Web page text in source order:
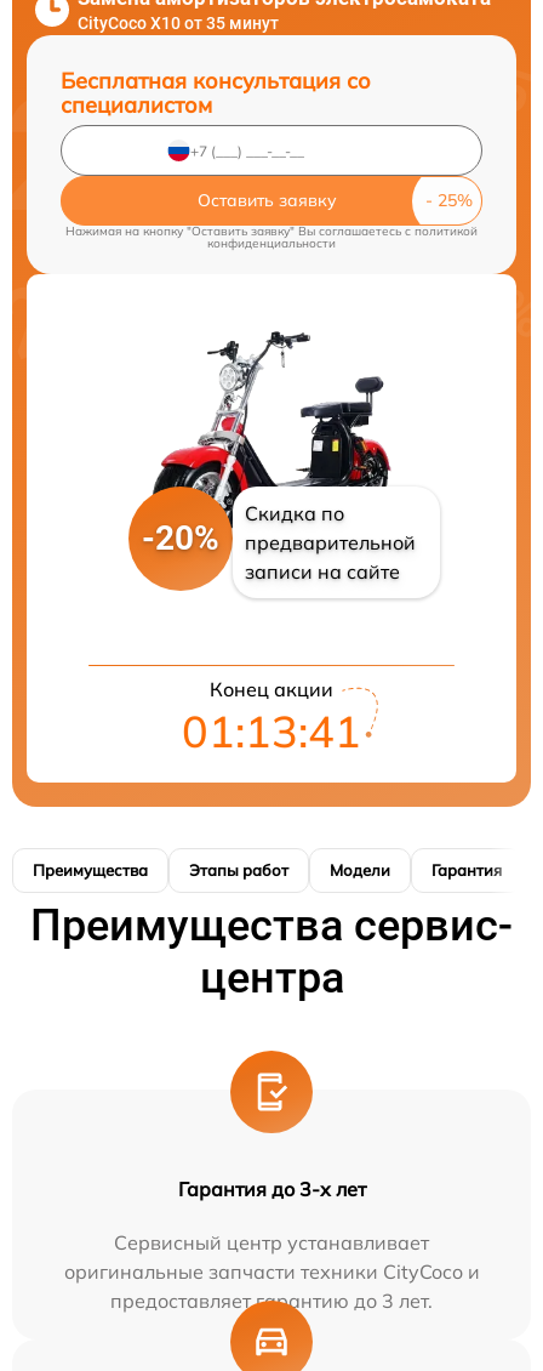
CityCoco X10 от 35 минут
Бесплатная консультация со
специалистом
Оставить заявку
Нажимая на кнопку "Оставить заявку" Вы соглашаетесь cполитикой
конфиденциальности
-20%
Скидка по
предварительной
записи на сайте
Конец акции
01:13:40
Преимущества Этапы работ Модели Гарантия
Преимущества сервис-
центра
Гарантия до 3-х лет
Сервисный центр устанавливает
оригинальные запчасти техники CityCoco и
предоставляет гарантию до 3 лет.